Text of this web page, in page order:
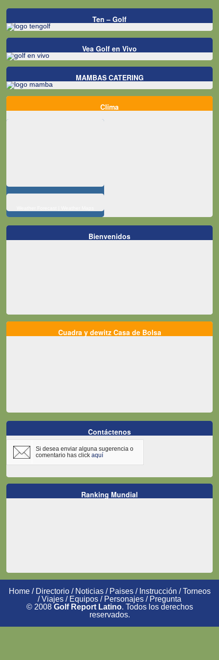
Ten – Golf
Vea Golf en Vivo
MAMBAS CATERING
Clima
Bienvenidos
Cuadra y dewitz Casa de Bolsa
Contáctenos
Si desea enviar alguna sugerencia o
comentario has clickaquí
Ranking Mundial
Home/ Directorio/ Noticias/ Paises/ Instrucción /Torneos
/Viajes / Equipos / Personajes / Pregunta
© 2008 Golf Report Latino. Todos los derechos
reservados.